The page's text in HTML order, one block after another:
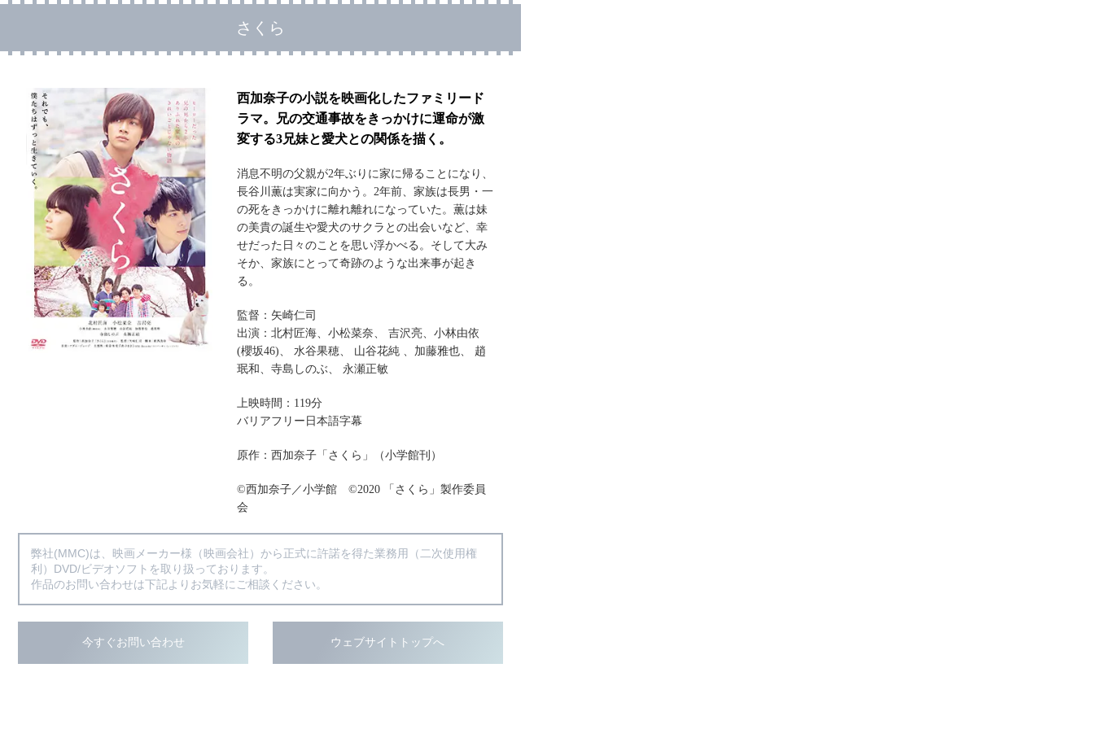
さくら
西加奈子の小説を映画化したファミリード
ラマ。兄の交通事故をきっかけに運命が激
変する3兄妹と愛犬との関係を描く。
消息不明の父親が2年ぶりに家に帰ることになり、
長谷川薫は実家に向かう。2年前、家族は長男・一
の死をきっかけに離れ離れになっていた。薫は妹
の美貴の誕生や愛犬のサクラとの出会いなど、幸
せだった日々のことを思い浮かべる。そして大み
そか、家族にとって奇跡のような出来事が起き
る。
監督：矢崎仁司
出演：北村匠海、小松菜奈、 吉沢亮、小林由依
(櫻坂46)、 水谷果穂、 山谷花純 、加藤雅也、 趙
珉和、寺島しのぶ、 永瀬正敏
上映時間：119分
バリアフリー日本語字幕
原作：西加奈子「さくら」（小学館刊）
©西加奈子／小学館 ©2020 「さくら」製作委員
会
弊社(MMC)は、映画メーカー様（映画会社）から正式に許諾を得た業務用（二次使用権
利）DVD/ビデオソフトを取り扱っております。
作品のお問い合わせは下記よりお気軽にご相談ください。
今すぐお問い合わせ ウェブサイトトップへ